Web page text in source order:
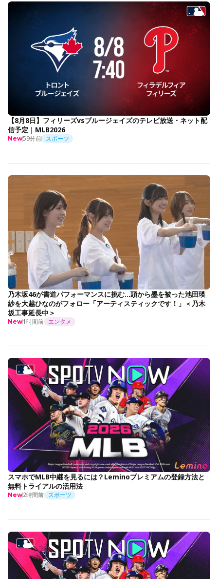
【8月8日】フィリーズvsブルージェイズのテレビ放送・ネット配
信予定｜MLB2026
New59分前 スポーツ
乃木坂46が書道パフォーマンスに挑む…頭から墨を被った池田瑛
紗を大越ひなのがフォロー「アーティスティックです！」＜乃木
坂工事延長中＞
New1時間前 エンタメ
スマホでMLB中継を見るには？Leminoプレミアムの登録方法と
無料トライアルの活用法
New2時間前 スポーツ